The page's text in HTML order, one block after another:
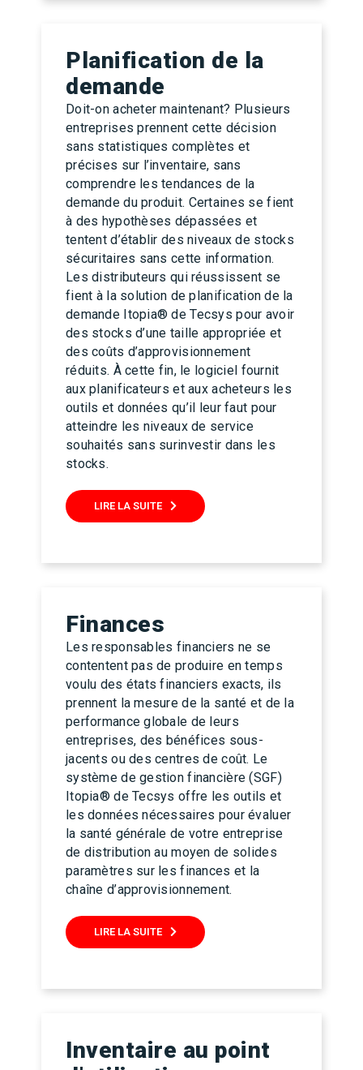
Planification de la
demande
Doit-on acheter maintenant? Plusieurs
entreprises prennent cette décision
sans statistiques complètes et
précises sur l’inventaire, sans
comprendre les tendances de la
demande du produit. Certaines se fient
à des hypothèses dépassées et
tentent d’établir des niveaux de stocks
sécuritaires sans cette information.
Les distributeurs qui réussissent se
fient à la solution de planification de la
demande Itopia® de Tecsys pour avoir
des stocks d’une taille appropriée et
des coûts d’approvisionnement
réduits. À cette fin, le logiciel fournit
aux planificateurs et aux acheteurs les
outils et données qu’il leur faut pour
atteindre les niveaux de service
souhaités sans surinvestir dans les
stocks.
LIRE LA SUITE
Finances
Les responsables financiers ne se
contentent pas de produire en temps
voulu des états financiers exacts, ils
prennent la mesure de la santé et de la
performance globale de leurs
entreprises, des bénéfices sous-
jacents ou des centres de coût. Le
système de gestion financière (SGF)
Itopia® de Tecsys offre les outils et
les données nécessaires pour évaluer
la santé générale de votre entreprise
de distribution au moyen de solides
paramètres sur les finances et la
chaîne d’approvisionnement.
LIRE LA SUITE
Inventaire au point